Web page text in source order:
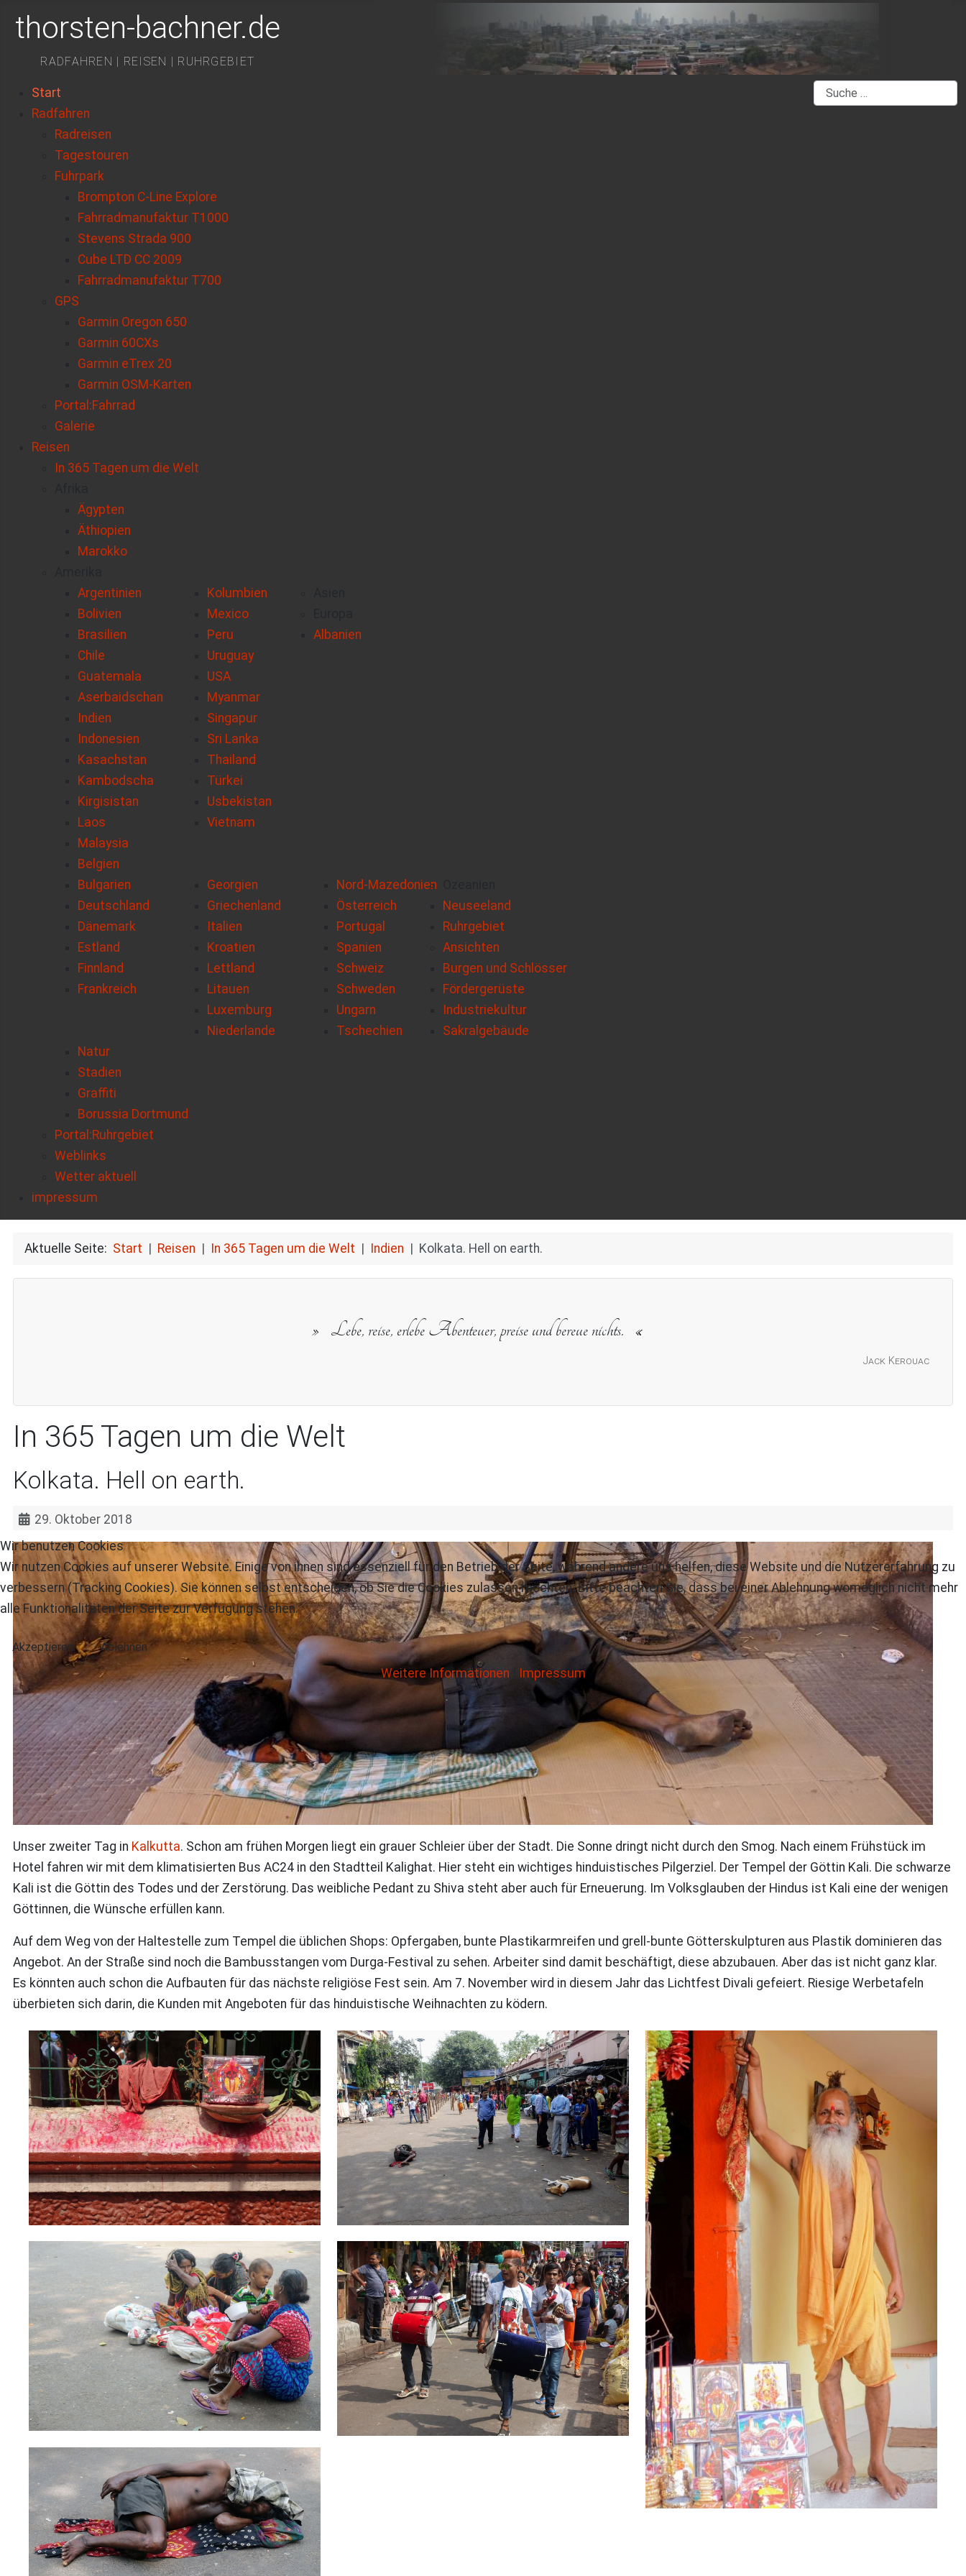
thorsten-bachner.de
RADFAHREN | REISEN | RUHRGEBIET
Start
Radfahren
Radreisen
Tagestouren
Fuhrpark
Brompton C-Line Explore
Fahrradmanufaktur T1000
Stevens Strada 900
Cube LTD CC 2009
Fahrradmanufaktur T700
GPS
Garmin Oregon 650
Garmin 60CXs
Garmin eTrex 20
Garmin OSM-Karten
Portal:Fahrrad
Galerie
Reisen
In 365 Tagen um die Welt
Ägypten
Äthiopien
Marokko
Argentinien
Bolivien
Brasilien
Chile
Guatemala
Kolumbien
Mexico
Peru
Uruguay
USA
Aserbaidschan
Indien
Indonesien
Kasachstan
Kambodscha
Kirgisistan
Laos
Malaysia
Myanmar
Singapur
Sri Lanka
Thailand
Türkei
Usbekistan
Vietnam
Albanien
Belgien
Bulgarien
Deutschland
Dänemark
Estland
Finnland
Frankreich
Georgien
Griechenland
Italien
Kroatien
Lettland
Litauen
Luxemburg
Niederlande
Nord-Mazedonien
Österreich
Portugal
Spanien
Schweiz
Schweden
Ungarn
Tschechien
Neuseeland
Ruhrgebiet
Ansichten
Burgen und Schlösser
Fördergerüste
Industriekultur
Sakralgebäude
Natur
Stadien
Graffiti
Borussia Dortmund
Portal:Ruhrgebiet
Weblinks
Wetter aktuell
impressum
Suchen
Aktuelle Seite: Start Reisen In 365 Tagen um die Welt Indien Kolkata. Hell on earth.
Jack Kerouac
Lebe, reise, erlebe Abenteuer, preise und bereue nichts.
In 365 Tagen um die Welt
Kolkata. Hell on earth.
29. Oktober 2018
Unser zweiter Tag in Kalkutta. Schon am frühen Morgen liegt ein grauer Schleier über der Stadt. Die Sonne dringt nicht durch den Smog. Nach einem Frühstück im
Hotel fahren wir mit dem klimatisierten Bus AC24 in den Stadtteil Kalighat. Hier steht ein wichtiges hinduistisches Pilgerziel. Der Tempel der Göttin Kali. Die schwarze
Kali ist die Göttin des Todes und der Zerstörung. Das weibliche Pedant zu Shiva steht aber auch für Erneuerung. Im Volksglauben der Hindus ist Kali eine der wenigen
Göttinnen, die Wünsche erfüllen kann.
Auf dem Weg von der Haltestelle zum Tempel die üblichen Shops: Opfergaben, bunte Plastikarmreifen und grell-bunte Götterskulpturen aus Plastik dominieren das
Angebot. An der Straße sind noch die Bambusstangen vom Durga-Festival zu sehen. Arbeiter sind damit beschäftigt, diese abzubauen. Aber das ist nicht ganz klar.
Es könnten auch schon die Aufbauten für das nächste religiöse Fest sein. Am 7. November wird in diesem Jahr das Lichtfest Divali gefeiert. Riesige Werbetafeln
überbieten sich darin, die Kunden mit Angeboten für das hinduistische Weihnachten zu ködern.
Wir benutzen Cookies
Wir nutzen Cookies auf unserer Website. Einige von ihnen sind essenziell für den Betrieb der Seite, während andere uns helfen, diese Website und die Nutzererfahrung zu
verbessern (Tracking Cookies). Sie können selbst entscheiden, ob Sie die Cookies zulassen möchten. Bitte beachten Sie, dass bei einer Ablehnung womöglich nicht mehr
alle Funktionalitäten der Seite zur Verfügung stehen.
Akzeptieren Ablehnen
Weitere Informationen Impressum